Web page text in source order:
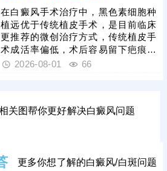
移植，成活率高，创口小，恢复快，
着色均匀，不留疤痕。手术治疗后并
不代表万事大吉，患者还需加强护
理，防治结合，巩固治疗效果。
在白癜风手术治疗中，黑色素细胞种
植远优于传统植皮手术，是目前临床
更推荐的微创治疗方式，传统植皮手
术成活率偏低，术后容易留下疤痕，
影响皮肤美观，相比之下，黑色素细
专项诊疗，主推黑色素细胞种植治
亲民，适合病情稳定的白癜风患者。
2026-08-01 66
关图帮你更好解决白癜风问题
更多你想了解的白癜风/白斑问题